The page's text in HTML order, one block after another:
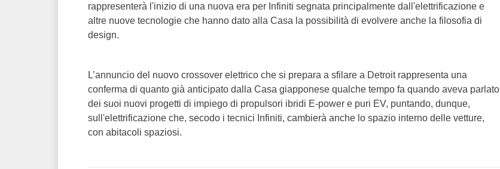
rappresenterà l'inizio di una nuova era per Infiniti segnata principalmente dall'elettrificazione e
altre nuove tecnologie che hanno dato alla Casa la possibilità di evolvere anche la filosofia di
design.
L’annuncio del nuovo crossover elettrico che si prepara a sfilare a Detroit rappresenta una
conferma di quanto già anticipato dalla Casa giapponese qualche tempo fa quando aveva parlato
dei suoi nuovi progetti di impiego di propulsori ibridi E-power e puri EV, puntando, dunque,
sull'elettrificazione che, secodo i tecnici Infiniti, cambierà anche lo spazio interno delle vetture,
con abitacoli spaziosi.